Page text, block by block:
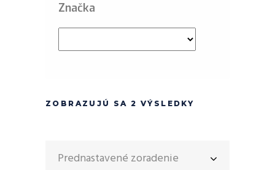
Značka
ZOBRAZUJÚ SA 2 VÝSLEDKY
Prednastavené zoradenie